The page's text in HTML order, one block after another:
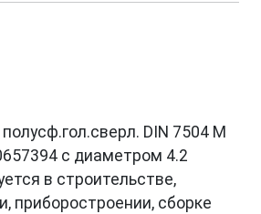
DIN 7504 M
с диаметром 4.2
в строительстве,
приборостроении, сборке